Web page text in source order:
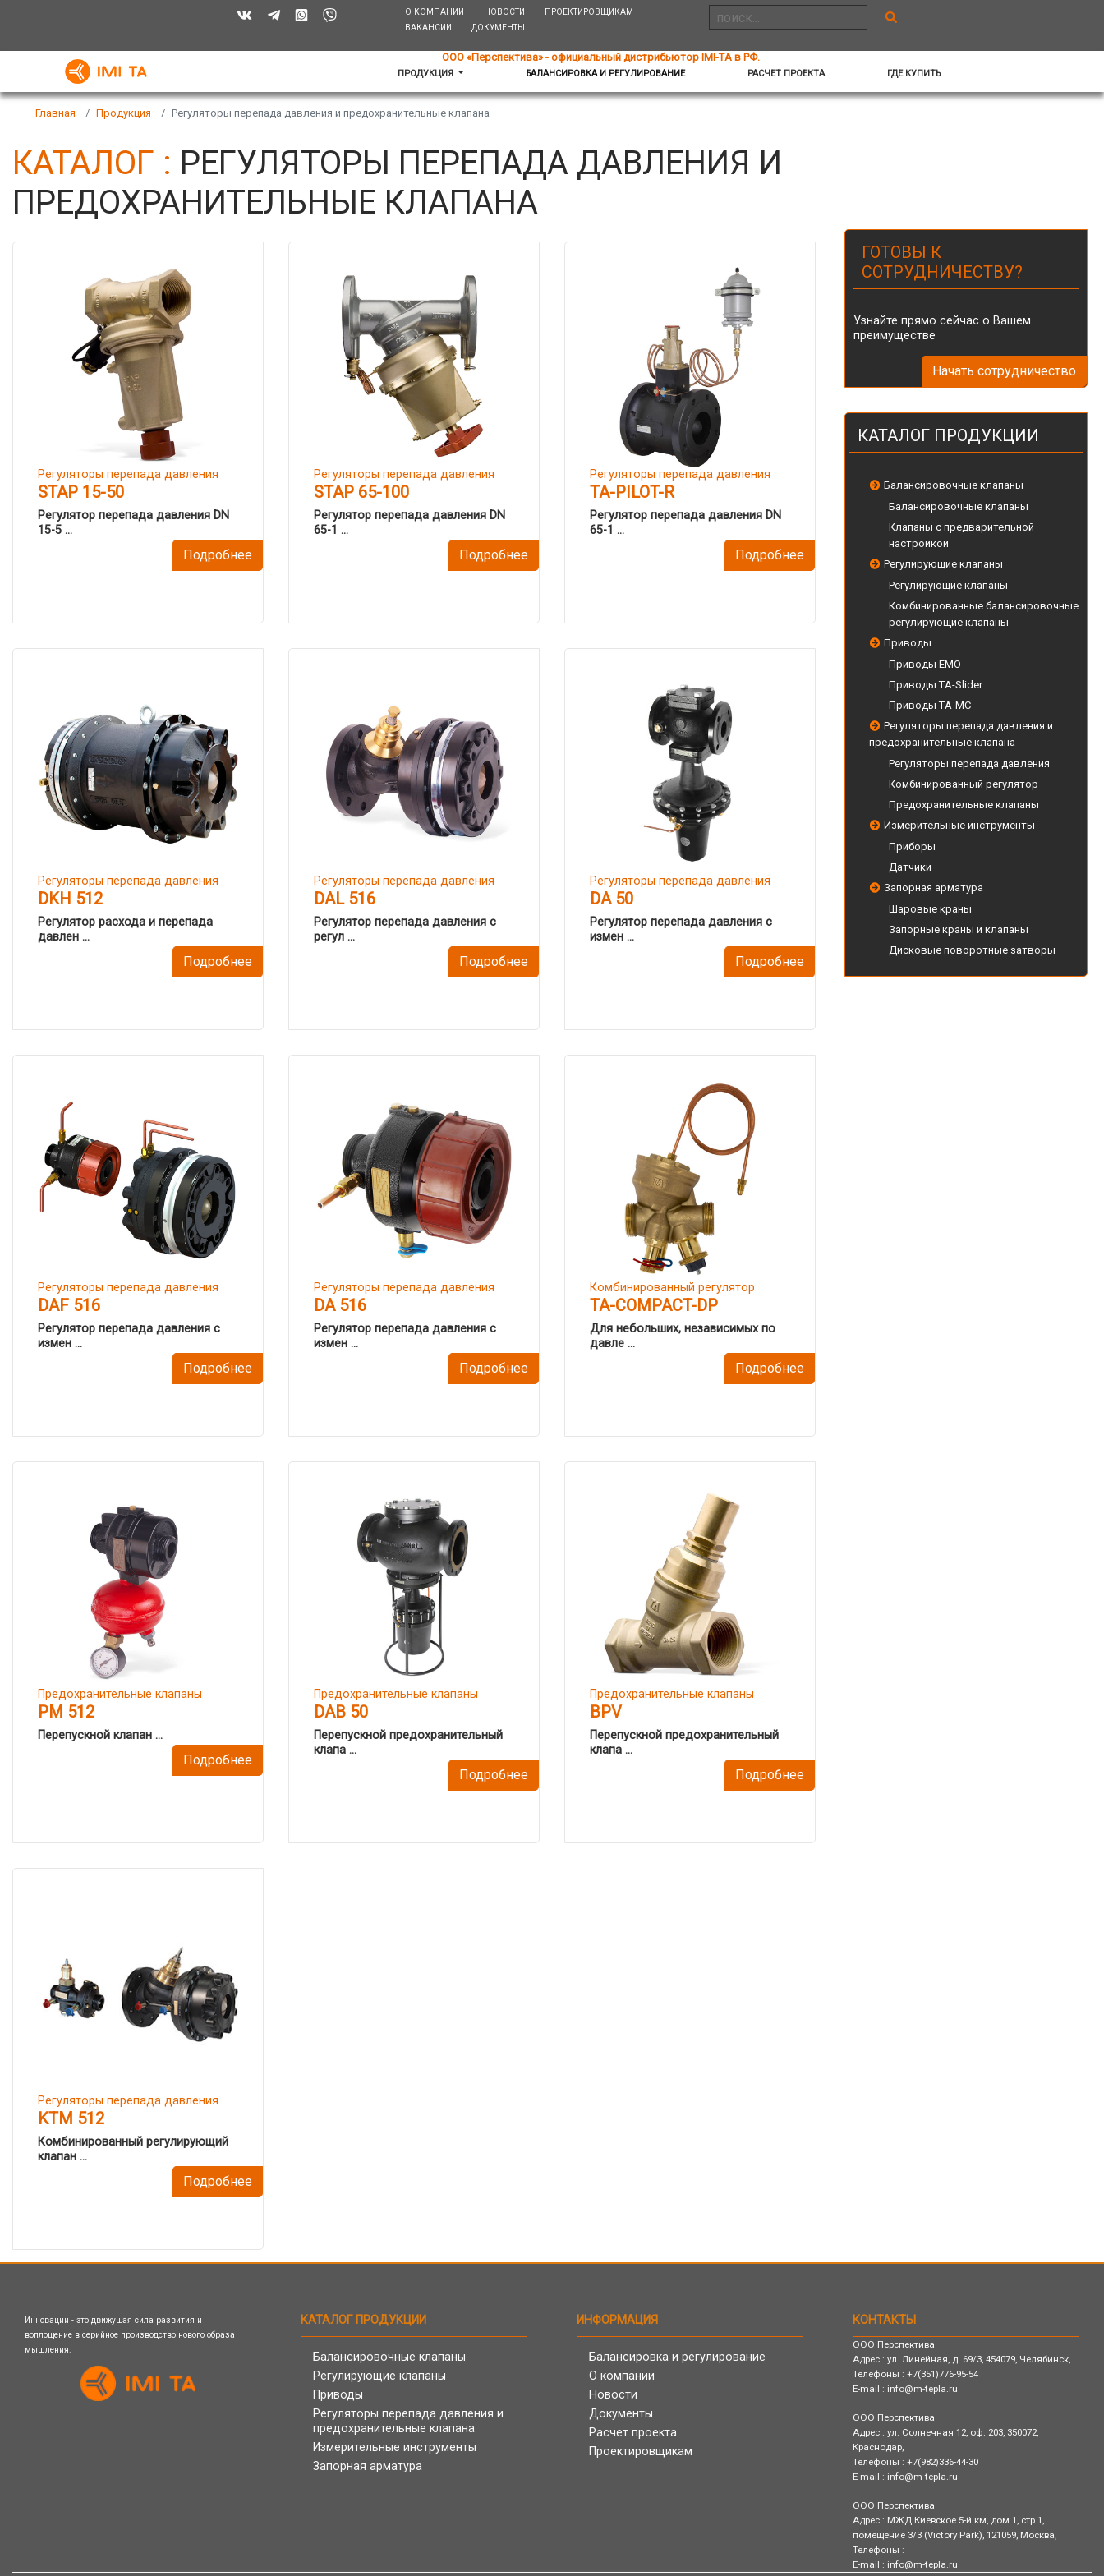
О КОМПАНИИ НОВОСТИ
ПРОЕКТИРОВЩИКАМ
ВАКАНСИИ
ДОКУМЕНТЫ
ООО «Перспектива» - официальный дистрибьютор IMI-TA в РФ.
ПРОДУКЦИЯ БАЛАНСИРОВКА И РЕГУЛИРОВАНИЕ РАСЧЕТ ПРОЕКТА ГДЕ КУПИТЬ
Главная Продукция Регуляторы перепада давления и предохранительные клапана
КАТАЛОГ : РЕГУЛЯТОРЫ ПЕРЕПАДА ДАВЛЕНИЯ И
ПРЕДОХРАНИТЕЛЬНЫЕ КЛАПАНА
Регуляторы перепада давления
STAP 15-50
Регулятор перепада давления DN
15-5 ...
Подробнее
Регуляторы перепада давления
STAP 65-100
Регулятор перепада давления DN
65-1 ...
Подробнее
Регуляторы перепада давления
TA-PILOT-R
Регулятор перепада давления DN
65-1 ...
Подробнее
Регуляторы перепада давления
DKH 512
Регулятор расхода и перепада
давлен ...
Подробнее
Регуляторы перепада давления
DAL 516
Регулятор перепада давления с
регул ...
Подробнее
Регуляторы перепада давления
DA 50
Регулятор перепада давления с
измен ...
Подробнее
Регуляторы перепада давления
DAF 516
Регулятор перепада давления с
измен ...
Подробнее
Регуляторы перепада давления
DA 516
Регулятор перепада давления с
измен ...
Подробнее
Комбинированный регулятор
TA-COMPACT-DP
Для небольших, независимых по
давле ...
Подробнее
Предохранительные клапаны
PM 512
Перепускной клапан ...
Подробнее
Предохранительные клапаны
DAB 50
Перепускной предохранительный
клапа ...
Подробнее
Предохранительные клапаны
BPV
Перепускной предохранительный
клапа ...
Подробнее
Регуляторы перепада давления
KTM 512
Комбинированный регулирующий
клапан ...
Подробнее
ГОТОВЫ К
СОТРУДНИЧЕСТВУ?
Узнайте прямо сейчас о Вашем
преимуществе
Начать сотрудничество
КАТАЛОГ ПРОДУКЦИИ
Балансировочные клапаны
Балансировочные клапаны
Клапаны с предварительной
настройкой
Регулирующие клапаны
Регулирующие клапаны
Комбинированные балансировочные
регулирующие клапаны
Приводы
Приводы EMO
Приводы TA-Slider
Приводы TA-MC
Регуляторы перепада давления и
предохранительные клапана
Регуляторы перепада давления
Комбинированный регулятор
Предохранительные клапаны
Измерительные инструменты
Приборы
Датчики
Запорная арматура
Шаровые краны
Запорные краны и клапаны
Дисковые поворотные затворы
Инновации - это движущая сила развития и
воплощение в серийное производство нового образа
мышления.
КАТАЛОГ ПРОДУКЦИИ
Балансировочные клапаны
Регулирующие клапаны
Приводы
Регуляторы перепада давления и
предохранительные клапана
Измерительные инструменты
Запорная арматура
ИНФОРМАЦИЯ
Балансировка и регулирование
О компании
Новости
Документы
Расчет проекта
Проектировщикам
КОНТАКТЫ
ООО Перспектива
Адрес : ул. Линейная, д. 69/3, 454079, Челябинск,
Телефоны : +7(351)776-95-54
E-mail : info@m-tepla.ru
ООО Перспектива
Адрес : ул. Солнечная 12, оф. 203, 350072,
Краснодар,
Телефоны : +7(982)336-44-30
E-mail : info@m-tepla.ru
ООО Перспектива
Адрес : МЖД Киевское 5-й км, дом 1, стр.1,
помещение 3/3 (Victory Park), 121059, Москва,
Телефоны :
E-mail : info@m-tepla.ru